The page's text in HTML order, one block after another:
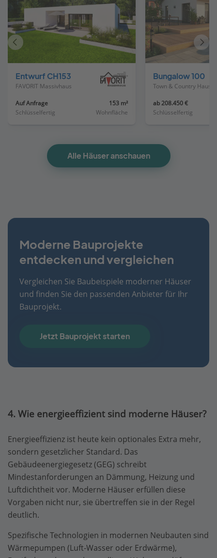
Entwurf CH153
FAVORIT Massivhaus
Auf Anfrage
Schlüsselfertig
153 m²
Wohnfläche
Bungalow 100
ab 208.450 €
Schlüsselfertig
Vorheriges
Haus
Haus
Alle Häuser anschauen
Moderne Bauprojekte
entdecken und vergleichen
Vergleichen Sie Baubeispiele moderner Häuser
und finden Sie den passenden Anbieter für Ihr
Bauprojekt.
Jetzt Bauprojekt starten
4. Wie energieeffizient sind moderne Häuser?
Energieeffizienz ist heute kein optionales Extra mehr,
sondern gesetzlicher Standard. Das
Gebäudeenergiegesetz (GEG) schreibt
Mindestanforderungen an Dämmung, Heizung und
Luftdichtheit vor. Moderne Häuser erfüllen diese
Vorgaben nicht nur, sie übertreffen sie in der Regel
deutlich.
Spezifische Technologien in modernen Neubauten sind
Wärmepumpen (Luft-Wasser oder Erdwärme),